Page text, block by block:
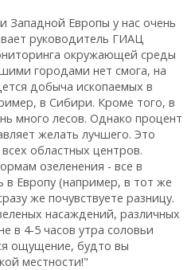
Западной Европы у нас очень
руководитель ГИАЦ
окружающей среды
городами нет смога, на
добыча ископаемых в
в Сибири. Кроме того, в
много лесов. Однако процент
желать лучшего. Это
областных центров.
озеленения - все в
в Европу (например, в тот же
же почувствуете разницу.
насаждений, различных
в 4-5 часов утра соловьи
ощущение, будто вы
местности!"